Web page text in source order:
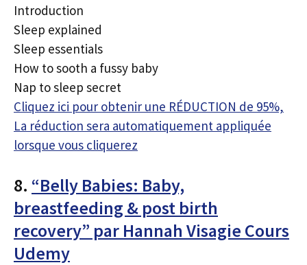
Introduction
Sleep explained
Sleep essentials
How to sooth a fussy baby
Nap to sleep secret
Cliquez ici pour obtenir une RÉDUCTION de 95%,
La réduction sera automatiquement appliquée
lorsque vous cliquerez
8. “Belly Babies: Baby,
breastfeeding & post birth
recovery” par Hannah Visagie Cours
Udemy